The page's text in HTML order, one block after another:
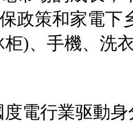
政策和家電下
)、手機、洗
電行業驱動身